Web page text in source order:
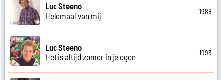
Luc Steeno
Helemaal van mij
1988
Luc Steeno
Het is altijd zomer in je ogen
1993